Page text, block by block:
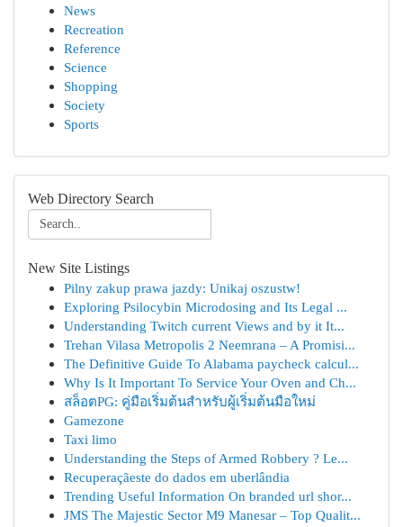
News
Recreation
Reference
Science
Shopping
Society
Sports
Web Directory Search
New Site Listings
Pilny zakup prawa jazdy: Unikaj oszustw!
Exploring Psilocybin Microdosing and Its Legal ...
Understanding Twitch current Views and by it It...
Trehan Vilasa Metropolis 2 Neemrana – A Promisi...
The Definitive Guide To Alabama paycheck calcul...
Why Is It Important To Service Your Oven and Ch...
สล็อตPG: คู่มือเริ่มต้นสำหรับผู้เริ่มต้นมือใหม่
Gamezone
Taxi limo
Understanding the Steps of Armed Robbery ? Le...
Recuperaçãeste do dados em uberlândia
Trending Useful Information On branded url shor...
JMS The Majestic Sector M9 Manesar – Top Qualit...